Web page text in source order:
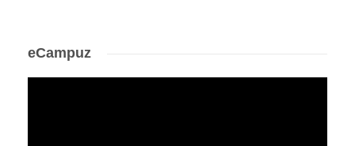
eCampuz